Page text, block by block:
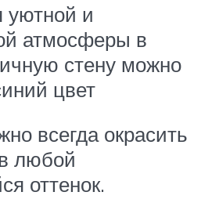
уютной и
атмосферы в
стену можно
цвет
всегда окрасить
любой
оттенок.